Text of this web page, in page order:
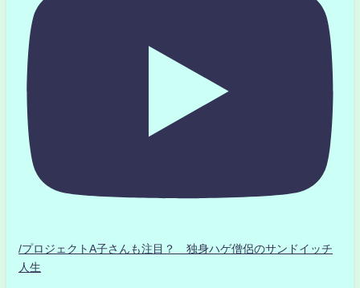
/プロジェクトA子さんも注目？ 独身ハゲ僧侶のサンドイッチ
人生